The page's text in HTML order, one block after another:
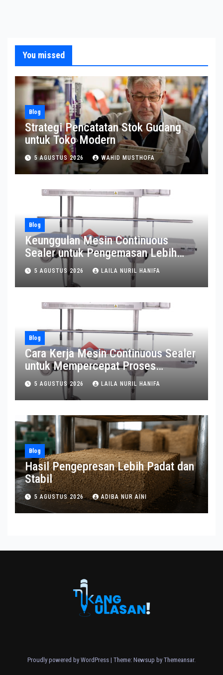
You missed
Blog
Strategi Pencatatan Stok Gudang
untuk Toko Modern
5 AGUSTUS 2026 WAHID MUSTHOFA
Blog
Keunggulan Mesin Continuous
Sealer untuk Pengemasan Lebih
Efisien
5 AGUSTUS 2026 LAILA NURIL HANIFA
Blog
Cara Kerja Mesin Continuous Sealer
untuk Mempercepat Proses
Pengemasan
5 AGUSTUS 2026 LAILA NURIL HANIFA
Blog
Hasil Pengepresan Lebih Padat dan
Stabil
5 AGUSTUS 2026 ADIBA NUR AINI
Proudly powered by WordPress | Theme: Newsup by Themeansar.